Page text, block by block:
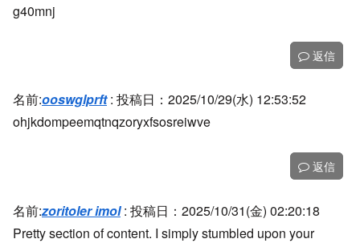
g40mnj
返信
名前:ooswglprft: 投稿日：2025/10/29(水) 12:53:52
ohjkdompeemqtnqzoryxfsosreiwve
返信
名前:zoritoler imol: 投稿日：2025/10/31(金) 02:20:18
Pretty section of content. I simply stumbled upon your